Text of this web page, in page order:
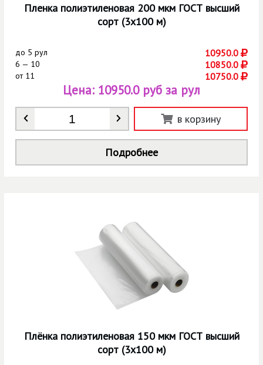
Пленка полиэтиленовая 200 мкм ГОСТ высший
сорт (3х100 м)
до 5 рул 10950.0
6 — 10 10850.0
от11 10750.0
Количество
Цена: 10950.0 руб за рул
в корзину
Подробнее
Плёнка полиэтиленовая 150 мкм ГОСТ высший
сорт (3х100 м)